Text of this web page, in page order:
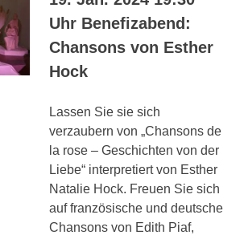
Uhr Benefizabend:
Chansons von Esther
Hock
Lassen Sie sie sich
verzaubern von „Chansons de
la rose – Geschichten von der
Liebe“ interpretiert von Esther
Natalie Hock. Freuen Sie sich
auf französische und deutsche
Chansons von Edith Piaf,